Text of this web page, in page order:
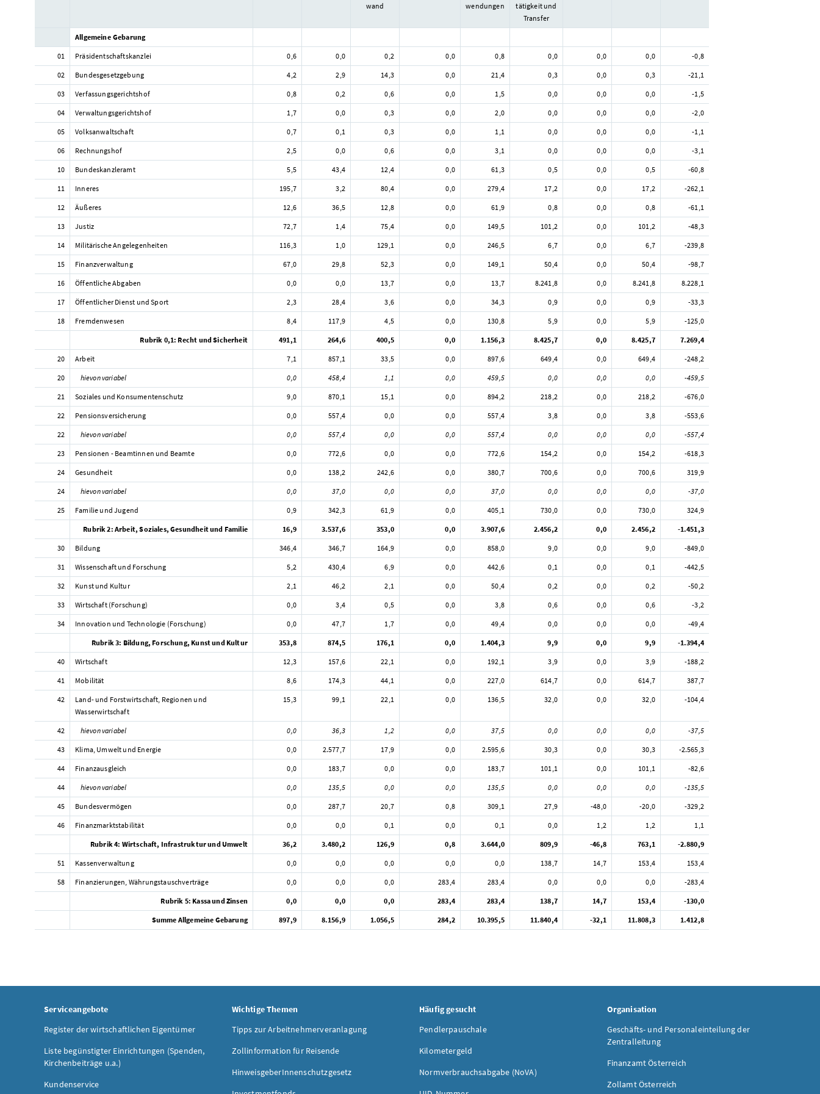
wand
wendungen
tätigkeit und
Transfer
Allgemeine Gebarung
01 Präsidentschaftskanzlei 0,6 0,0 0,2 0,0 0,8 0,0 0,0 0,0 -0,8
02 Bundesgesetzgebung 4,2 2,9 14,3 0,0 21,4 0,3 0,0 0,3 -21,1
03 Verfassungsgerichtshof 0,8 0,2 0,6 0,0 1,5 0,0 0,0 0,0 -1,5
04 Verwaltungsgerichtshof 1,7 0,0 0,3 0,0 2,0 0,0 0,0 0,0 -2,0
05 Volksanwaltschaft 0,7 0,1 0,3 0,0 1,1 0,0 0,0 0,0 -1,1
06 Rechnungshof 2,5 0,0 0,6 0,0 3,1 0,0 0,0 0,0 -3,1
10 Bundeskanzleramt 5,5 43,4 12,4 0,0 61,3 0,5 0,0 0,5 -60,8
11 Inneres 195,7 3,2 80,4 0,0 279,4 17,2 0,0 17,2 -262,1
12 Äußeres 12,6 36,5 12,8 0,0 61,9 0,8 0,0 0,8 -61,1
13 Justiz 72,7 1,4 75,4 0,0 149,5 101,2 0,0 101,2 -48,3
14 Militärische Angelegenheiten 116,3 1,0 129,1 0,0 246,5 6,7 0,0 6,7 -239,8
15 Finanzverwaltung 67,0 29,8 52,3 0,0 149,1 50,4 0,0 50,4 -98,7
16 Öffentliche Abgaben 0,0 0,0 13,7 0,0 13,7 8.241,8 0,0 8.241,8 8.228,1
17 Öffentlicher Dienst und Sport 2,3 28,4 3,6 0,0 34,3 0,9 0,0 0,9 -33,3
18 Fremdenwesen 8,4 117,9 4,5 0,0 130,8 5,9 0,0 5,9 -125,0
Rubrik 0,1: Recht und Sicherheit 491,1 264,6 400,5 0,0 1.156,3 8.425,7 0,0 8.425,7 7.269,4
20 Arbeit 7,1 857,1 33,5 0,0 897,6 649,4 0,0 649,4 -248,2
20 hievon variabel 0,0 458,4 1,1 0,0 459,5 0,0 0,0 0,0 -459,5
21 Soziales und Konsumentenschutz 9,0 870,1 15,1 0,0 894,2 218,2 0,0 218,2 -676,0
22 Pensionsversicherung 0,0 557,4 0,0 0,0 557,4 3,8 0,0 3,8 -553,6
22 hievon variabel 0,0 557,4 0,0 0,0 557,4 0,0 0,0 0,0 -557,4
23 Pensionen - Beamtinnen und Beamte 0,0 772,6 0,0 0,0 772,6 154,2 0,0 154,2 -618,3
24 Gesundheit 0,0 138,2 242,6 0,0 380,7 700,6 0,0 700,6 319,9
24 hievon variabel 0,0 37,0 0,0 0,0 37,0 0,0 0,0 0,0 -37,0
25 Familie und Jugend 0,9 342,3 61,9 0,0 405,1 730,0 0,0 730,0 324,9
Rubrik 2: Arbeit, Soziales, Gesundheit und Familie 16,9 3.537,6 353,0 0,0 3.907,6 2.456,2 0,0 2.456,2 -1.451,3
30 Bildung 346,4 346,7 164,9 0,0 858,0 9,0 0,0 9,0 -849,0
31 Wissenschaft und Forschung 5,2 430,4 6,9 0,0 442,6 0,1 0,0 0,1 -442,5
32 Kunst und Kultur 2,1 46,2 2,1 0,0 50,4 0,2 0,0 0,2 -50,2
33 Wirtschaft (Forschung) 0,0 3,4 0,5 0,0 3,8 0,6 0,0 0,6 -3,2
34 Innovation und Technologie (Forschung) 0,0 47,7 1,7 0,0 49,4 0,0 0,0 0,0 -49,4
Rubrik 3: Bildung, Forschung, Kunst und Kultur 353,8 874,5 176,1 0,0 1.404,3 9,9 0,0 9,9 -1.394,4
40 Wirtschaft 12,3 157,6 22,1 0,0 192,1 3,9 0,0 3,9 -188,2
41 Mobilität 8,6 174,3 44,1 0,0 227,0 614,7 0,0 614,7 387,7
42
Land- und Forstwirtschaft, Regionen und
Wasserwirtschaft
15,3 99,1 22,1 0,0 136,5 32,0 0,0 32,0 -104,4
42 hievon variabel 0,0 36,3 1,2 0,0 37,5 0,0 0,0 0,0 -37,5
43 Klima, Umwelt und Energie 0,0 2.577,7 17,9 0,0 2.595,6 30,3 0,0 30,3 -2.565,3
44 Finanzausgleich 0,0 183,7 0,0 0,0 183,7 101,1 0,0 101,1 -82,6
44 hievon variabel 0,0 135,5 0,0 0,0 135,5 0,0 0,0 0,0 -135,5
45 Bundesvermögen 0,0 287,7 20,7 0,8 309,1 27,9 -48,0 -20,0 -329,2
46 Finanzmarktstabilität 0,0 0,0 0,1 0,0 0,1 0,0 1,2 1,2 1,1
Rubrik 4: Wirtschaft, Infrastruktur und Umwelt 36,2 3.480,2 126,9 0,8 3.644,0 809,9 -46,8 763,1 -2.880,9
51 Kassenverwaltung 0,0 0,0 0,0 0,0 0,0 138,7 14,7 153,4 153,4
58 Finanzierungen, Währungstauschverträge 0,0 0,0 0,0 283,4 283,4 0,0 0,0 0,0 -283,4
Rubrik 5: Kassa und Zinsen 0,0 0,0 0,0 283,4 283,4 138,7 14,7 153,4 -130,0
Summe Allgemeine Gebarung 897,9 8.156,9 1.056,5 284,2 10.395,5 11.840,4 -32,1 11.808,3 1.412,8
Serviceangebote
Register der wirtschaftlichen Eigentümer
Liste begünstigter Einrichtungen (Spenden,
Kirchenbeiträge u.a.)
Kundenservice
Wichtige Themen
Tipps zur Arbeitnehmerveranlagung
Zollinformation für Reisende
HinweisgeberInnenschutzgesetz
Häufig gesucht
Pendlerpauschale
Kilometergeld
Normverbrauchsabgabe (NoVA)
Organisation
Geschäfts- und Personaleinteilung der
Zentralleitung
Finanzamt Österreich
Zollamt Österreich